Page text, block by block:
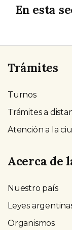
En esta
Trámites
Turnos
Trámites a
Atención a la
Acerca de
Nuestro país
Leyes
Organismos